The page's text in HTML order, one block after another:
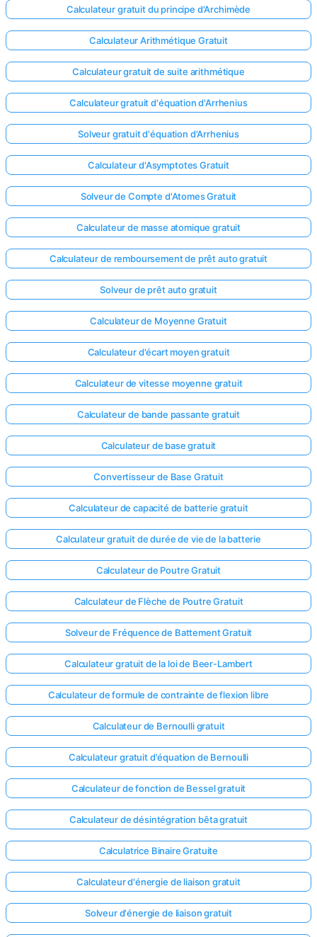
le
Posez
votre
Calculateur gratuit du principe d'Archimède
Calculateur Arithmétique Gratuit
Calculateur gratuit de suite arithmétique
Calculateur gratuit d'équation d'Arrhenius
Solveur gratuit d'équation d'Arrhenius
Calculateur d'Asymptotes Gratuit
Solveur de Compte d'Atomes Gratuit
Calculateur de masse atomique gratuit
Calculateur de remboursement de prêt auto gratuit
Solveur de prêt auto gratuit
Calculateur de Moyenne Gratuit
Calculateur d'écart moyen gratuit
Calculateur de vitesse moyenne gratuit
Calculateur de bande passante gratuit
Calculateur de base gratuit
Convertisseur de Base Gratuit
Calculateur de capacité de batterie gratuit
Calculateur gratuit de durée de vie de la batterie
Calculateur de Poutre Gratuit
Calculateur de Flèche de Poutre Gratuit
Solveur de Fréquence de Battement Gratuit
Calculateur gratuit de la loi de Beer-Lambert
Calculateur de formule de contrainte de flexion libre
Calculateur de Bernoulli gratuit
Calculateur gratuit d'équation de Bernoulli
Calculateur de fonction de Bessel gratuit
Calculateur de désintégration bêta gratuit
Calculatrice Binaire Gratuite
Calculateur d'énergie de liaison gratuit
Solveur d'énergie de liaison gratuit